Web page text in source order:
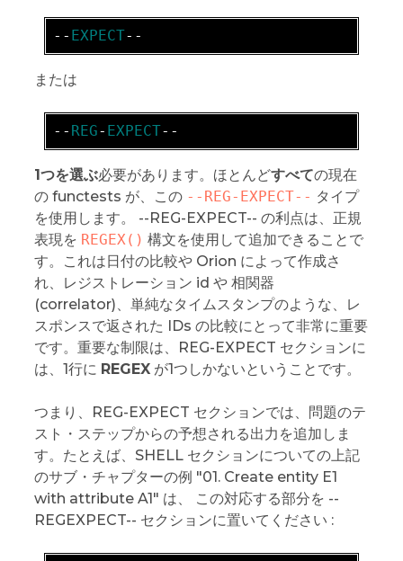
- - EXPECT
または
- - REG- EXPECT
1つを選ぶ必要があります。ほとんどすべての現在
の functests が、この --REG-EXPECT-- タイプ
を使用します。 --REG-EXPECT-- の利点は、正規
表現を REGEX() 構文を使用して追加できることで
す。これは日付の比較や Orion によって作成さ
れ、レジストレーション id や 相関器
(correlator)、単純なタイムスタンプのような、レ
スポンスで返された IDs の比較にとって非常に重要
です。重要な制限は、REG-EXPECT セクションに
は、1行に REGEXが1つしかないということです。
つまり、REG-EXPECT セクションでは、問題のテ
スト・ステップからの予想される出力を追加しま
す。たとえば、SHELL セクションについての上記
のサブ・チャプターの例 "01. Create entity E1
with attribute A1" は、 この対応する部分を --
REGEXPECT-- セクションに置いてください :